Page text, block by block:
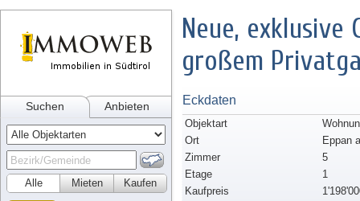
Suchen Anbieten
Alle Kaufen
Mieten
Neue, exklusive
großem
Eckdaten
Objektart
Ort
Eppan
Zimmer
5
Etage
1
Kaufpreis